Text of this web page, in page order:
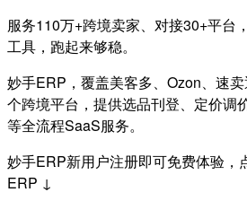
服务110万+跨境卖家、对接30+平台
工具，跑起来够稳。
妙手ERP，覆盖美客多、Ozon、速
个跨境平台，提供选品刊登、定价调
等全流程SaaS服务。
妙手ERP新用户注册即可免费体验，
ERP ↓